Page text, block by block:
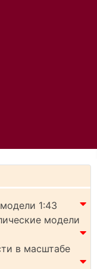
1:43
модели
в масштабе